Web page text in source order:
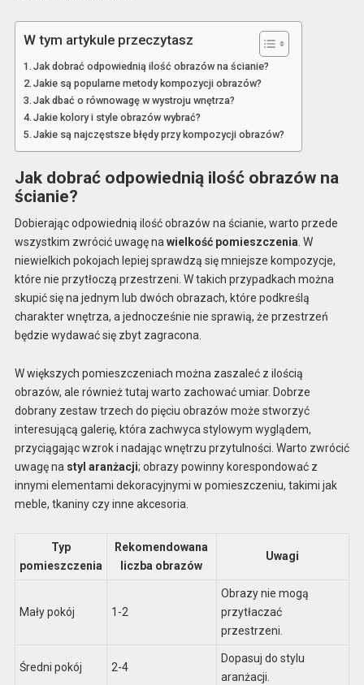
W tym artykule przeczytasz
Jak dobrać odpowiednią ilość obrazów na ścianie?
Jakie są popularne metody kompozycji obrazów?
Jak dbać o równowagę w wystroju wnętrza?
Jakie kolory i style obrazów wybrać?
Jakie są najczęstsze błędy przy kompozycji obrazów?
Jak dobrać odpowiednią ilość obrazów na
ścianie?
Dobierając odpowiednią ilość obrazów na ścianie, warto przede
wszystkim zwrócić uwagę nawielkość pomieszczenia. W
niewielkich pokojach lepiej sprawdzą się mniejsze kompozycje,
które nie przytłoczą przestrzeni. W takich przypadkach można
skupić się na jednym lub dwóch obrazach, które podkreślą
charakter wnętrza, a jednocześnie nie sprawią, że przestrzeń
będzie wydawać się zbyt zagracona.
W większych pomieszczeniach można zaszaleć z ilością
obrazów, ale również tutaj warto zachować umiar. Dobrze
dobrany zestaw trzech do pięciu obrazów może stworzyć
interesującą galerię, która zachwyca stylowym wyglądem,
przyciągając wzrok i nadając wnętrzu przytulności. Warto zwrócić
uwagę na styl aranżacji; obrazy powinny korespondować z
innymi elementami dekoracyjnymi w pomieszczeniu, takimi jak
meble, tkaniny czy inne akcesoria.
Typ
pomieszczenia
Rekomendowana
liczba obrazów
Uwagi
Mały pokój 1-2
Obrazy nie mogą
przytłaczać
przestrzeni.
Średni pokój 2-4
Dopasuj do stylu
aranżacji.